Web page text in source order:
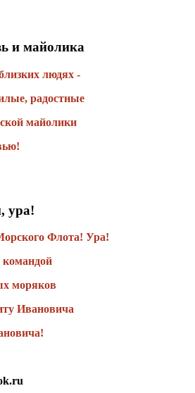
и майолика
людях -
радостные
майолики
ура!
Флота! Ура!
командой
моряков
Ивановича